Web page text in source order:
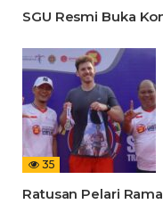
SGU Resmi Buka
35
Ratusan Pelari